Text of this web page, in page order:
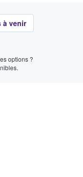
à venir
options ?